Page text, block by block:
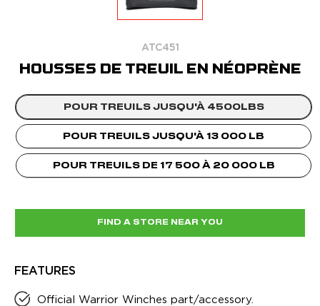
ATC451
HOUSSES DE TREUIL EN NÉOPRÈNE
POUR TREUILS JUSQU'À 4500LBS
POUR TREUILS JUSQU'À 13 000 LB
POUR TREUILS DE 17 500 À 20 000 LB
FIND A STORE NEAR YOU
FEATURES
Official Warrior Winches part/accessory.